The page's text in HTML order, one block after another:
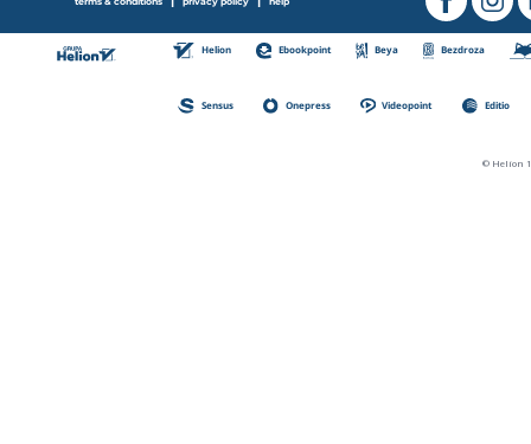
Helion Ebookpoint Beya Bezdroza
Sensus Onepress Videopoint Editio
© Helion